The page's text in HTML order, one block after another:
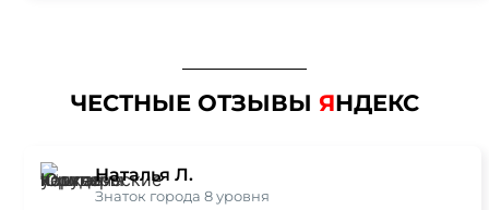
ЧЕСТНЫЕ ОТЗЫВЫ ЯНДЕКС
Наталья Л.
Знаток города 8 уровня